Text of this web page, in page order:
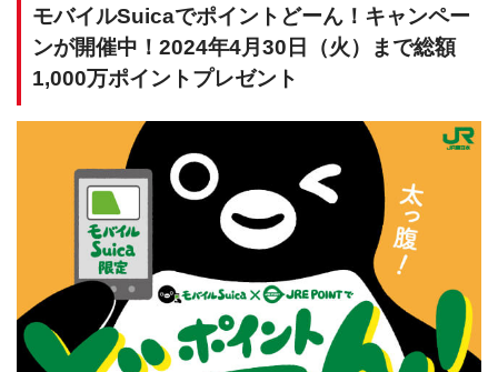
モバイルSuicaでポイントどーん！キャンペー
ンが開催中！2024年4月30日（火）まで総額
1,000万ポイントプレゼント